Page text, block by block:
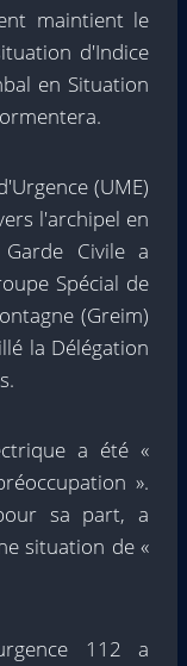
maintient le
d'Indice
en Situation
(UME)
l'archipel en
Civile a
Spécial de
(Greim)
la Délégation
a été «
».
sa part, a
situation de «
112 a